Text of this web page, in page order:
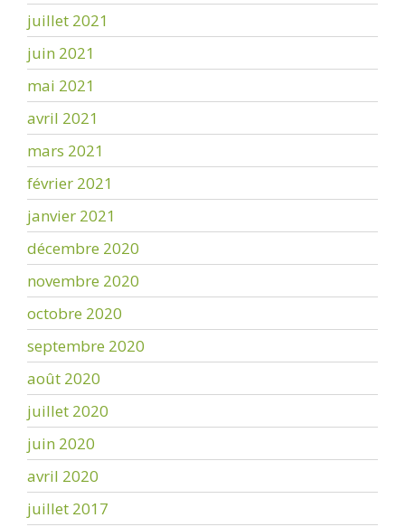
juillet 2021
juin 2021
mai 2021
avril 2021
mars 2021
février 2021
janvier 2021
décembre 2020
novembre 2020
octobre 2020
septembre 2020
août 2020
juillet 2020
juin 2020
avril 2020
juillet 2017